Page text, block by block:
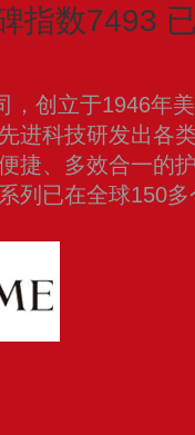
指数7493
，创立于1946年
进科技研发出各
捷、多效合一的
列已在全球150